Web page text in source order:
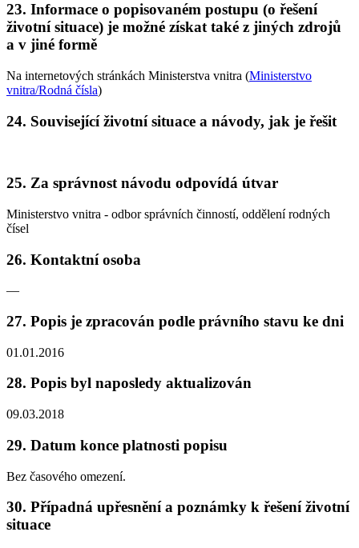
23. Informace o popisovaném postupu (o řešení
životní situace) je možné získat také z jiných zdrojů
a v jiné formě
Na internetových stránkách Ministerstva vnitra (Ministerstvo
vnitra/Rodná čísla)
24. Související životní situace a návody, jak je řešit
25. Za správnost návodu odpovídá útvar
Ministerstvo vnitra - odbor správních činností, oddělení rodných
čísel
26. Kontaktní osoba
—
27. Popis je zpracován podle právního stavu ke dni
01.01.2016
28. Popis byl naposledy aktualizován
09.03.2018
29. Datum konce platnosti popisu
Bez časového omezení.
30. Případná upřesnění a poznámky k řešení životní
situace